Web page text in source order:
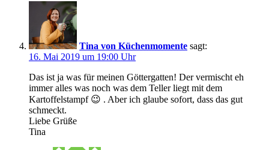
Tina von Küchenmomente sagt:
16. Mai 2019 um 19:00 Uhr
Das ist ja was für meinen Göttergatten! Der vermischt eh
immer alles was noch was dem Teller liegt mit dem
Kartoffelstampf 😉 . Aber ich glaube sofort, dass das gut
schmeckt.
Liebe Grüße
Tina